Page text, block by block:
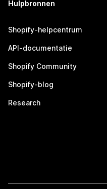
Hulpbronnen
Shopify-helpcentrum
API-documentatie
Shopify Community
Shopify-blog
Research